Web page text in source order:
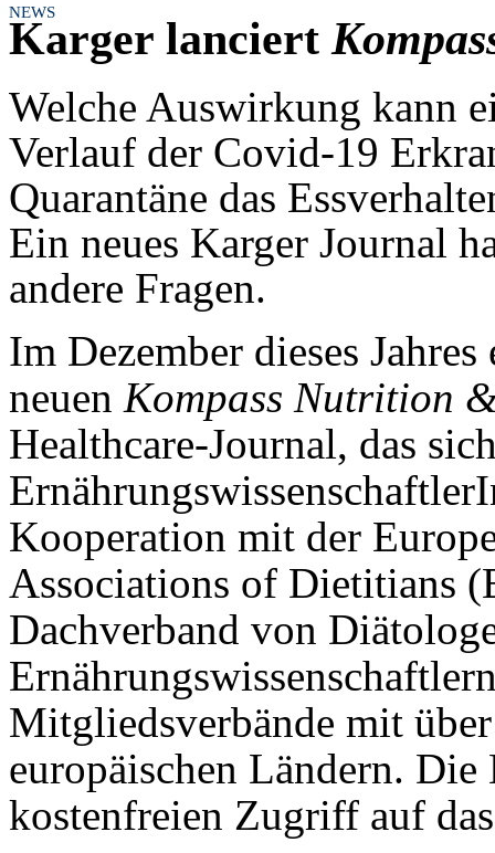
NEWS
Karger lanciert
Welche Auswirkung kann
Verlauf der Covid-19
Quarantäne das
Ein neues Karger Journal
andere Fragen.
Im Dezember dieses
neuen Kompass Nutrition
Healthcare-Journal, das
Kooperation mit der
Associations of Dietitians
Dachverband von
Mitgliedsverbände mit
europäischen Ländern.
kostenfreien Zugriff auf